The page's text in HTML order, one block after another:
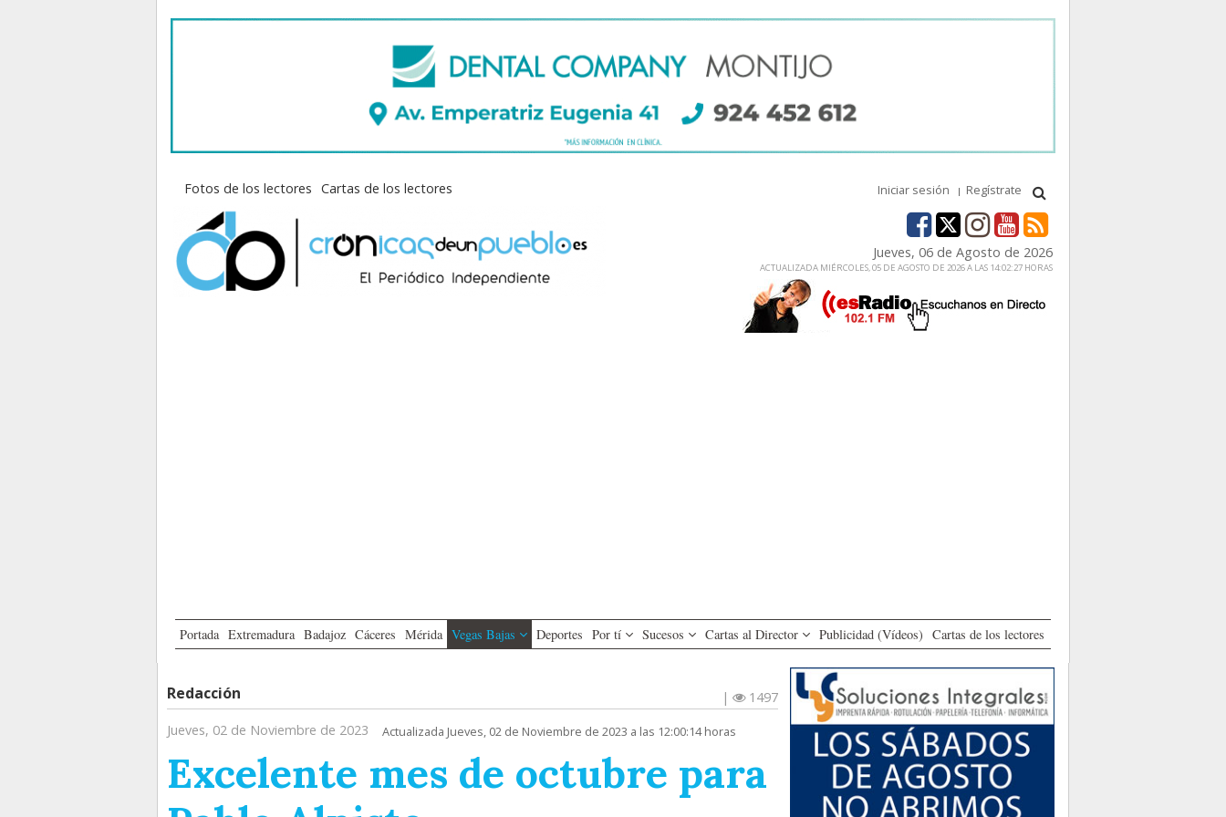
Fotos de los lectores Cartas de los lectores Iniciar sesión Regístrate
Jueves, 06 de Agosto de 2026
ACTUALIZADA MIÉRCOLES, 05 DE AGOSTO DE 2026 A LAS 14:02:27 HORAS
Portada Extremadura Badajoz Cáceres Mérida Vegas Bajas Deportes Por tí Sucesos Cartas al Director Publicidad (Vídeos) Cartas de los lectores
Redacción |
1497
Jueves, 02 de Noviembre de 2023
Actualizada Jueves, 02 de Noviembre de 2023 a las 12:00:14 horas
Excelente mes de octubre para